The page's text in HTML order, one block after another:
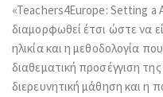
«Teachers4Europe: Setting a
διαμορφωθεί έτσι ώστε να
ηλικία και η μεθοδολογία
διαθεματική προσέγγιση
διερευνητική μάθηση και η